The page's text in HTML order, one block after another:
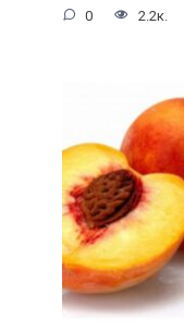
0 2.2к.